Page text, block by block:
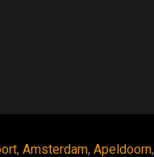
, Amsterdam, Apeldoorn,